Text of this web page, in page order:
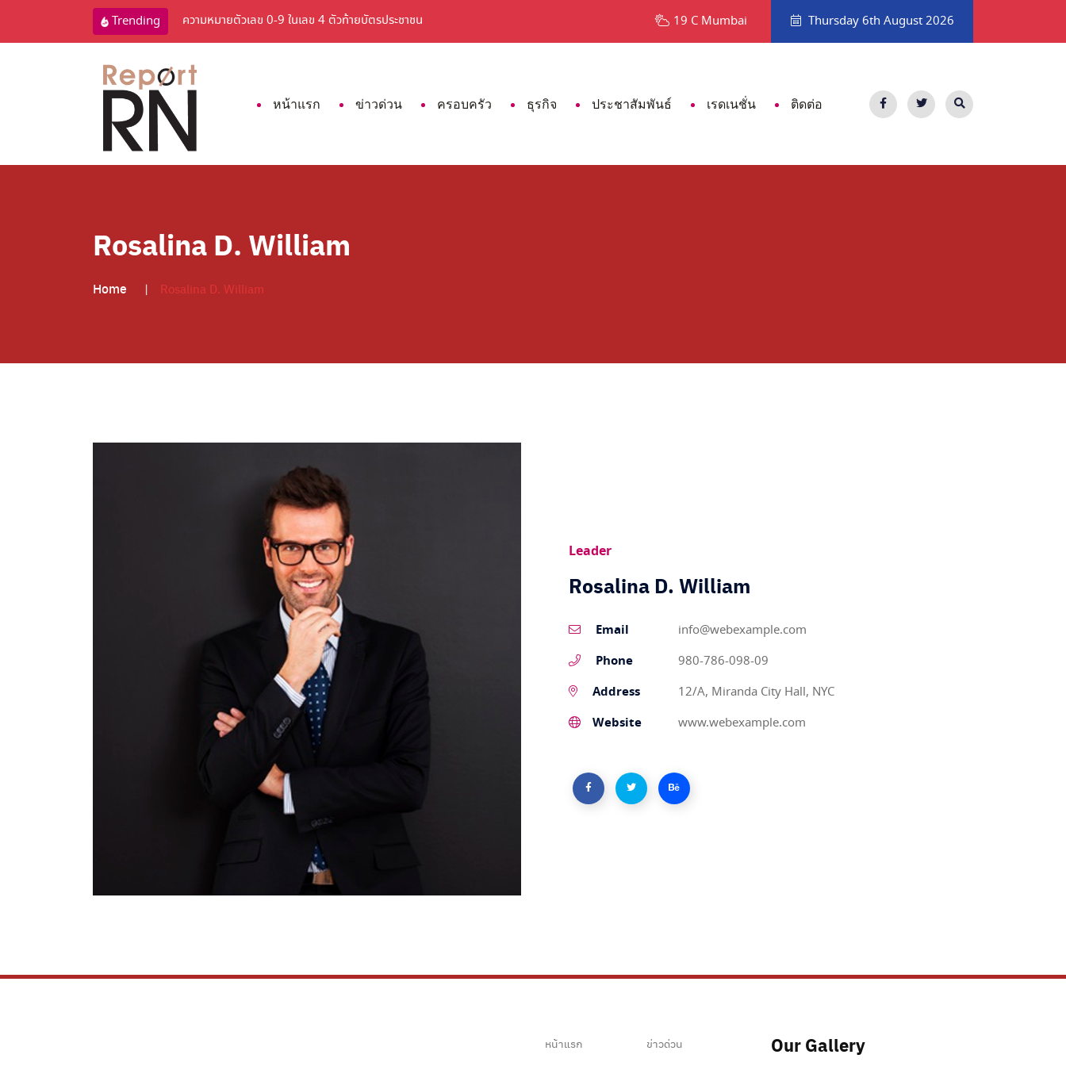
Trending ความหมายตัวเลข 0-9 ในเลข 4 ตัวท้ายบัตรประชาชน 7 สีผมมาแรง ปี 2023 สายแฟต้องไม่พลาด ถ้าไม่อยากเอาท์ แนะนำสถานที่เที่ยวพัทยาที่ไม่ใช่ทะเล
19 C Mumbai Thursday 6th August 2026
หน้าแรก ข่าวด่วน ครอบครัว ธุรกิจ ประชาสัมพันธ์ เรดเนชั่น ติดต่อ
Rosalina D. William
Home Rosalina D. William
Leader
Rosalina D. William
Email info@webexample.com
Phone 980-786-098-09
Address 12/A, Miranda City Hall, NYC
Website www.webexample.com
หน้าแรก
ข่าวด่วน
Our Gallery